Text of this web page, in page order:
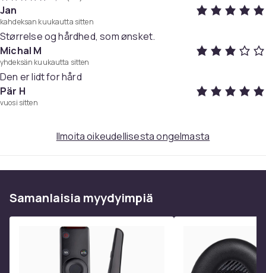
muotoilu voivat vaihdella.
Valmistettu ympäristöystävällisesti ja sopii myös
allergikoille
° Pura imuroidut patjat 14 päivän sisällä! ° Päällinen ei
sovellu kuivausrummuksi! ° Tyhjiösuljettu ja valssattu
Jan
kahdeksan kuukautta sitten
Størrelse og hårdhed, som ønsket.
Michal M
yhdeksän kuukautta sitten
Den er lidt for hård
Pär H
vuosi sitten
Ilmoita oikeudellisesta ongelmasta
Samanlaisia ​​myydyimpiä